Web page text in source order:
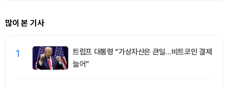
많이 본 기사
1
트럼프 대통령 “가상자산은 큰일…비트코인 결제
늘어”